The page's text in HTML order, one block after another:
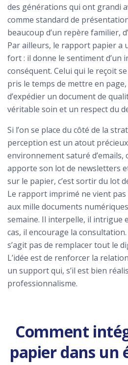
des générations qui ont grandi
comme standard de
beaucoup d’un repère familier,
Par ailleurs, le rapport papier a
fort : il donne le sentiment d’un
conséquent. Celui qui le reçoit
pris le temps de mettre en
d’expédier un document de
véritable soin et un respect du
Si l’on se place du côté de la
perception est un atout
environnement saturé d’emails,
apporte son lot de newsletters
sur le papier, c’est sortir du lot
Le rapport imprimé ne vient
aux mille documents
semaine. Il interpelle, il intrigue
cas, il encourage la
s’agit pas de remplacer tout le
L’idée est de renforcer la
un support qui, s’il est bien
professionnalisme.
Comment
papier dans un